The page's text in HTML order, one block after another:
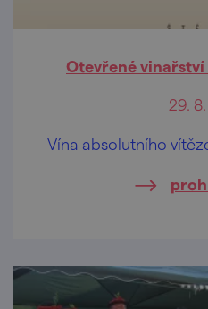
Otevřené vinařství
29.
Vína absolutního